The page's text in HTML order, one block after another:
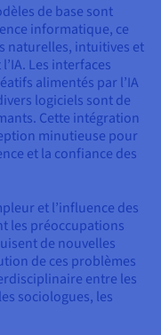
de base sont
informatique, ce
naturelles, intuitives et
Les interfaces
alimentés par l’IA
logiciels sont de
Cette intégration
minutieuse pour
et la confiance des
et l’influence des
les préoccupations
de nouvelles
de ces problèmes
entre les
sociologues, les